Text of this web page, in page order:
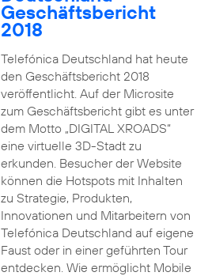
Geschäftsbericht
2018
Telefónica Deutschland hat heute
den Geschäftsbericht 2018
veröffentlicht. Auf der Microsite
zum Geschäftsbericht gibt es unter
dem Motto „DIGITAL XROADS“
eine virtuelle 3D-Stadt zu
erkunden. Besucher der Website
können die Hotspots mit Inhalten
zu Strategie, Produkten,
Innovationen und Mitarbeitern von
Telefónica Deutschland auf eigene
Faust oder in einer geführten Tour
entdecken. Wie ermöglicht Mobile